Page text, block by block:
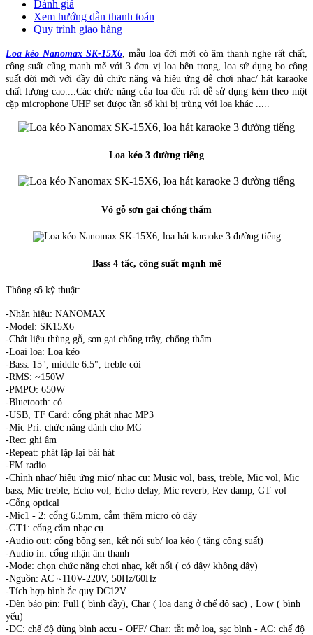
Đánh giá
Xem hướng dẫn thanh toán
Quy trình giao hàng
Loa kéo Nanomax SK-15X6 , mẫu loa đời mới có âm thanh nghe rất chất,
công suất cũng manh mẽ với 3 đơn vị loa bên trong, loa sử dụng bo công
suất đời mới với đầy đủ chức năng và hiệu ứng để chơi nhạc/ hát karaoke
chất lượng cao....Các chức năng của loa đều rất dễ sử dụng kèm theo một
cặp microphone UHF set được tần số khi bị trùng với loa khác .....
Loa kéo 3 đường tiếng
Vỏ gỗ sơn gai chống thấm
Bass 4 tấc, công suất mạnh mẽ
Thông số kỹ thuật:
-Nhãn hiệu: NANOMAX
-Model: SK15X6
-Chất liệu thùng gỗ, sơn gai chống trầy, chống thấm
-Loại loa: Loa kéo
-Bass: 15", middle 6.5", treble còi
-RMS: ~150W
-PMPO: 650W
-Bluetooth: có
-USB, TF Card: cổng phát nhạc MP3
-Mic Pri: chức năng dành cho MC
-Rec: ghi âm
-Repeat: phát lặp lại bài hát
-FM radio
-Chỉnh nhạc/ hiệu ứng mic/ nhạc cụ: Music vol, bass, treble, Mic vol, Mic
bass, Mic treble, Echo vol, Echo delay, Mic reverb, Rev damp, GT vol
-Cổng optical
-Mic1 - 2: cổng 6.5mm, cắm thêm micro có dây
-GT1: cổng cắm nhạc cụ
-Audio out: cổng bông sen, kết nối sub/ loa kéo ( tăng công suất)
-Audio in: cổng nhận âm thanh
-Mode: chọn chức năng chơi nhạc, kết nối ( có dây/ không dây)
-Nguồn: AC ~110V-220V, 50Hz/60Hz
-Tích hợp bình ắc quy DC12V
-Đèn báo pin: Full ( bình đầy), Char ( loa đang ở chế độ sạc) , Low ( bình
yếu)
-DC: chế độ dùng bình accu - OFF/ Char: tắt mở loa, sạc bình - AC: chế độ